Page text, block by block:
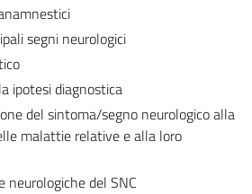
segni neurologici
ipotesi diagnostica
del sintoma/segno neurologico alla
malattie relative e alla loro
neurologiche del SNC